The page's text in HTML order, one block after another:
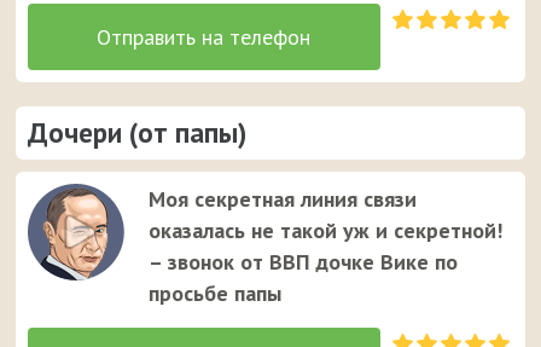
Дочери (от папы)
Моя секретная линия связи
оказалась не такой уж и секретной!
– звонок от ВВП дочке Вике по
просьбе папы